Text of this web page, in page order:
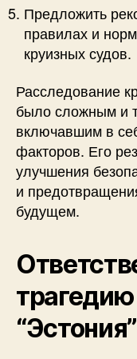
Предложить
правилах и
круизных судов.
Расследование
было сложным и
включавшим в
факторов. Его
улучшения
и
будущем.
“Эстония”